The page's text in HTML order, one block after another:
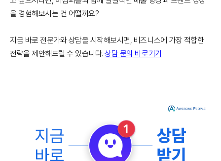
을 경험해보시는 건 어떨까요?
지금 바로 전문가와 상담을 시작해보시면, 비즈니스에 가장 적합한
전략을 제안해드릴 수 있습니다.상담 문의 바로가기